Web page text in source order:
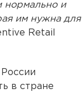
нормально и
им нужна для
Retail
в стране